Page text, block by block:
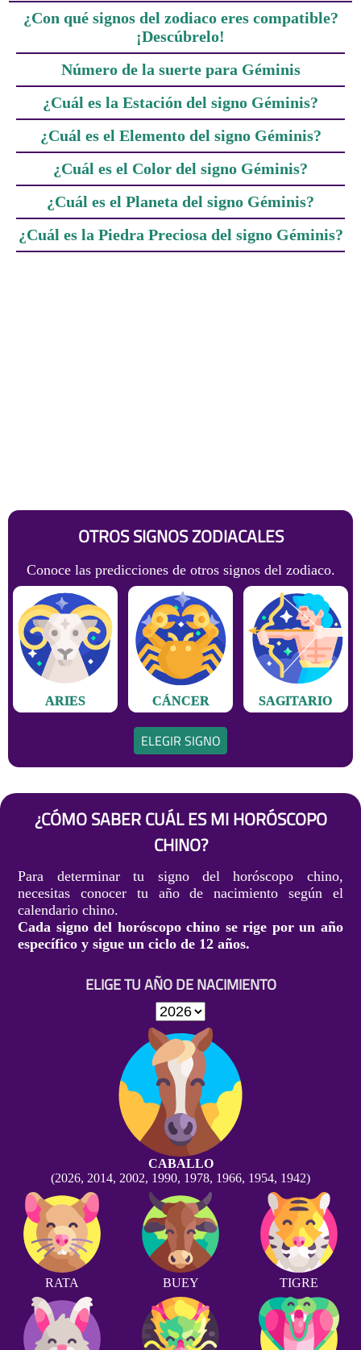
¿Con qué signos del zodiaco eres compatible?
¡Descúbrelo!
Número de la suerte para Géminis
¿Cuál es la Estación del signo Géminis?
¿Cuál es el Elemento del signo Géminis?
¿Cuál es el Color del signo Géminis?
¿Cuál es el Planeta del signo Géminis?
¿Cuál es la Piedra Preciosa del signo Géminis?
OTROS SIGNOS ZODIACALES
Conoce las predicciones de otros signos del zodiaco.
ARIES CÁNCER SAGITARIO
ELEGIR SIGNO
¿CÓMO SABER CUÁL ES MI HORÓSCOPO
CHINO?
Para determinar tu signo del horóscopo chino,
necesitas conocer tu año de nacimiento según el
calendario chino.
Cada signo del horóscopo chino se rige por un año
específico y sigue un ciclo de 12 años.
ELIGE TU AÑO DE NACIMIENTO
CABALLO
(2026, 2014, 2002, 1990, 1978, 1966, 1954, 1942)
RATA BUEY TIGRE